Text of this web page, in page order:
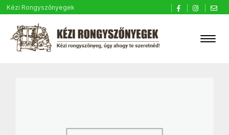
Kézi Rongyszőnyegek